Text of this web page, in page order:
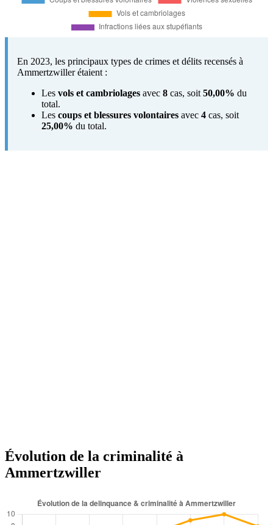
En 2023, les principaux types de crimes et délits recensés à
Ammertzwiller étaient :
Les vols et cambriolages avec 8 cas, soit 50,00% du
total.
Les coups et blessures volontaires avec 4 cas, soit
25,00% du total.
Évolution de la criminalité à
Ammertzwiller